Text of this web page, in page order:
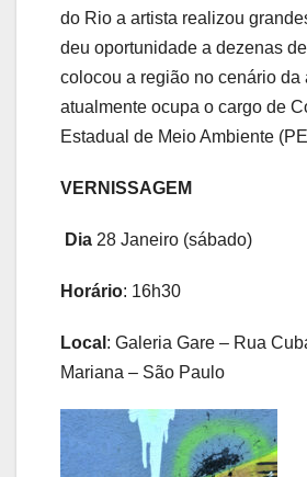
do Rio a artista realizou
deu oportunidade a dezenas
colocou a região no cenário da
atualmente ocupa o cargo de
Estadual de Meio Ambiente
VERNISSAGEM
Dia 28 Janeiro (sábado)
Horário: 16h30
Local : Galeria Gare – Rua
Mariana – São Paulo